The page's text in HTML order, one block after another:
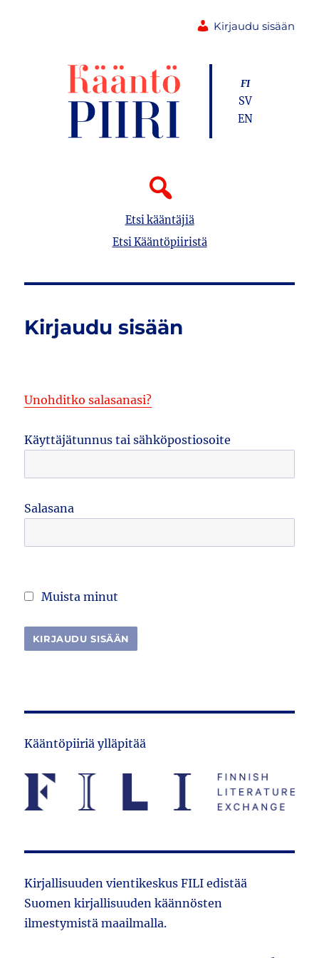
Kirjaudu sisään
Etsi kääntäjiä
Etsi Kääntöpiiristä
FI
SV
EN
Kirjaudu sisään
Unohditko salasanasi?
Käyttäjätunnus tai sähköpostiosoite
Salasana
Muista minut
Kääntöpiiriä ylläpitää
Kirjallisuuden vientikeskus FILI edistää
Suomen kirjallisuuden käännösten
ilmestymistä maailmalla.